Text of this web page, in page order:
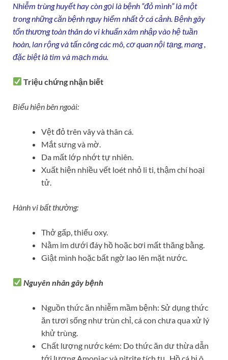
Nhiễm trùng huyết hay còn gọi là bệnh “đỏ mình” là một
trong những căn bệnh nguy hiểm nhất ở cá cảnh. Bệnh gây
tổn thương toàn thân do vi khuẩn xâm nhập vào hệ tuần
hoàn, lan rộng và tấn công các mô, cơ quan nội tạng, mang ,
đặc biệt là tim và mạch máu.
Triệu chứng nhận biết
Biểu hiện bên ngoài:
Vệt đỏ trên vây và thân cá.
Mắt sưng và mờ.
Da mất lớp nhớt tự nhiên.
Xuất hiện nhiều vết loét nhỏ li ti, thậm chí hoại
tử.
Hành vi bất thường:
Thở gấp, thiếu oxy.
Nằm im dưới đáy hồ hoặc bơi mất thăng bằng.
Giật mình hoặc bất ngờ lao lên mặt nước.
Nguyên nhân gây bệnh
Nguồn thức ăn nhiễm mầm bệnh: Sử dụng thức
ăn tươi sống như trùn chỉ, cá con chưa qua xử lý
khử trùng.
Chất lượng nước kém: Do thức ăn dư thừa dẫn
tới lượng Amoniac và nitrite tích tụ . Hồ cá bị ô